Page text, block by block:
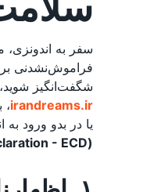
سفر به اندونزی،
فراموش‌نشدنی
شگفت‌انگیز
irandreams.ir،
یا در بدو ورود
(Electronic Customs Declaration - ECD)